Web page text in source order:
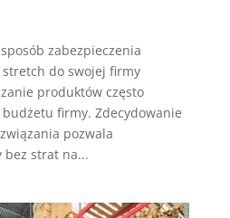
zabezpieczenia
do swojej firmy
produktów często
budżetu firmy. Zdecydowanie
pozwala
bez strat na...